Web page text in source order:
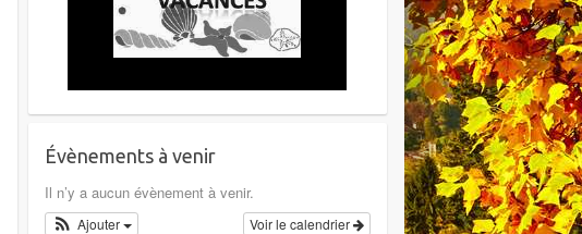
Évènements à venir
Il n’y a aucun évènement à venir.
Voir le calendrier
Ajouter